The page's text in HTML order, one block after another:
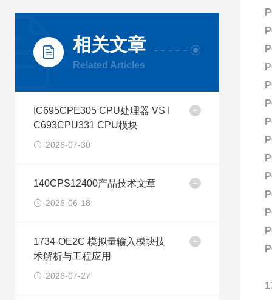
相关文章
Related Articles
IC695CPE305 CPU处理器 VS I
C693CPU331 CPU模块
2026-07-30
140CPS12400产品技术文章
2026-06-18
1734-OE2C 模拟量输入模块技
术解析与工程应用
2026-07-27